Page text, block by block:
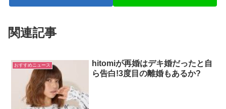
関連記事
おすすめニュース
hitomiが再婚はデキ婚だったと自
ら告白!3度目の離婚もあるか?